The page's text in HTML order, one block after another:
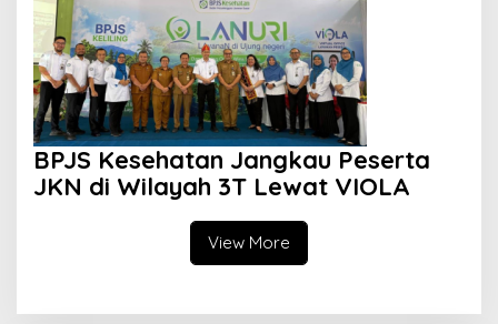
BPJS Kesehatan Jangkau Peserta
JKN di Wilayah 3T Lewat VIOLA
View More